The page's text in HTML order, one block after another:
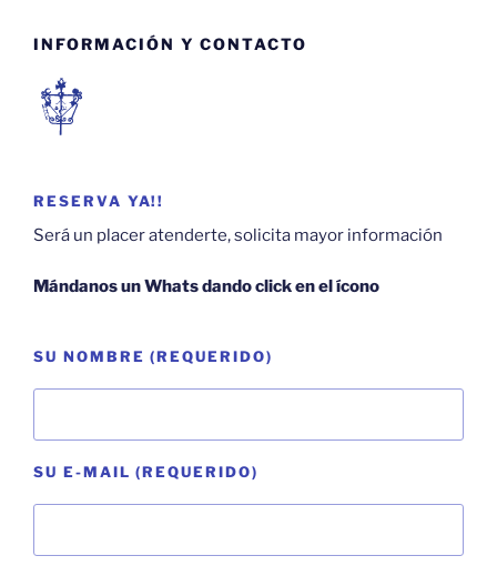
INFORMACIÓN Y CONTACTO
RESERVA YA!!
Será un placer atenderte, solicita mayor información
Mándanos un Whats dando click en el ícono
SU NOMBRE (REQUERIDO)
SU E-MAIL (REQUERIDO)